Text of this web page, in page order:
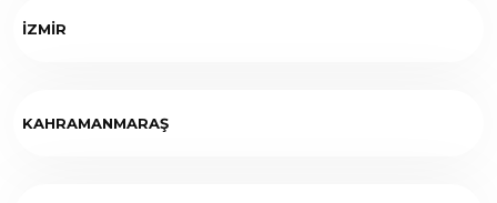
İZMİR
KAHRAMANMARAŞ